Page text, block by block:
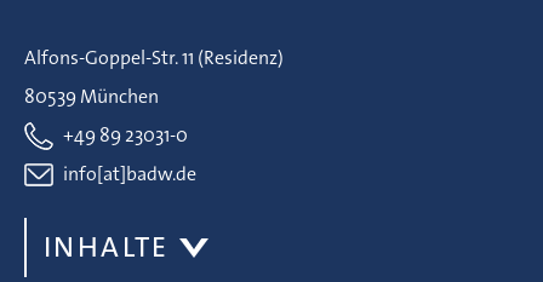
Alfons-Goppel-Str. 11 (Residenz)
80539 München
+49 89 23031-0
info[at]badw.de
INHALTE